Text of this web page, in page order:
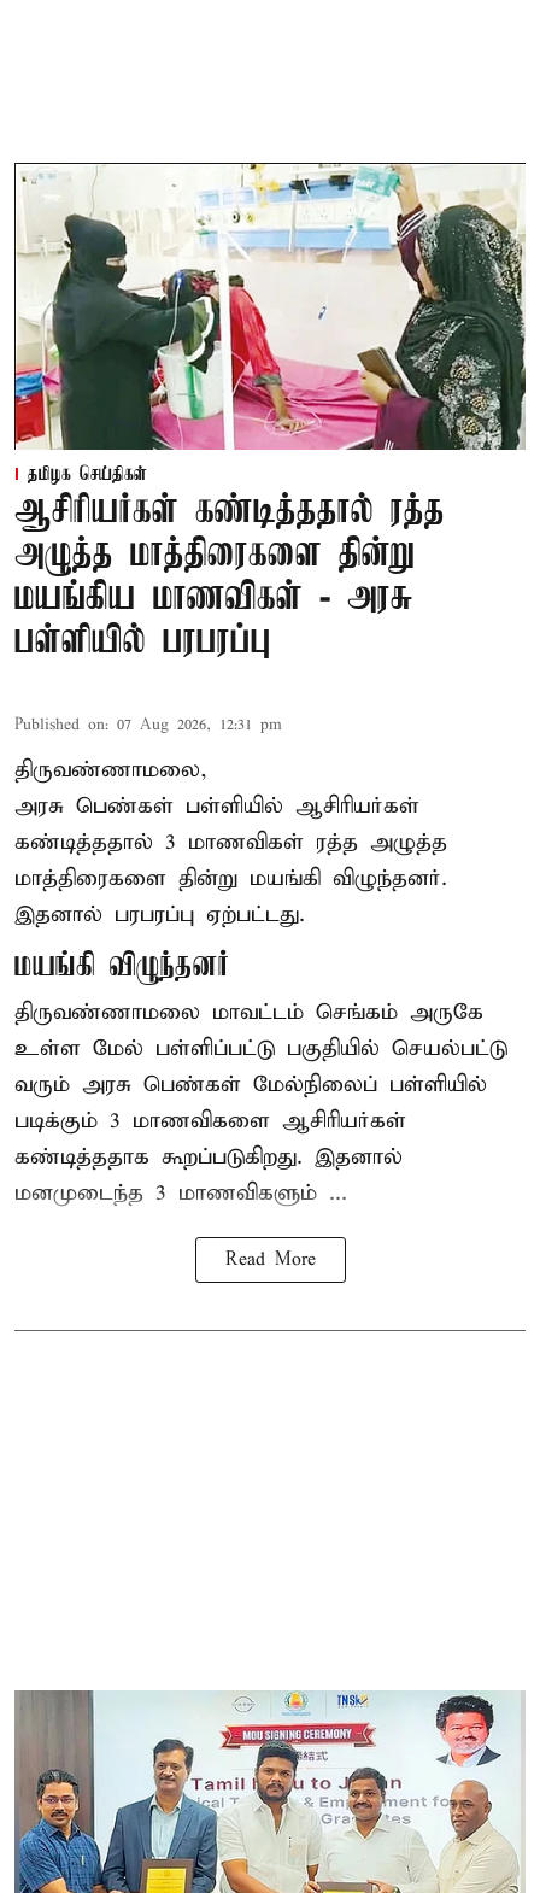
தமிழக செய்திகள்
ஆசிரியர்கள் கண்டித்ததால் ரத்த
அழுத்த மாத்திரைகளை தின்று
மயங்கிய மாணவிகள் - அரசு
பள்ளியில் பரபரப்பு
Published on: 07 Aug 2026, 12:31 pm
திருவண்ணாமலை,
அரசு பெண்கள் பள்ளியில் ஆசிரியர்கள்
கண்டித்ததால் 3 மாணவிகள் ரத்த அழுத்த
மாத்திரைகளை தின்று மயங்கி விழுந்தனர்.
இதனால் பரபரப்பு ஏற்பட்டது.
மயங்கி விழுந்தனர்
திருவண்ணாமலை மாவட்டம் செங்கம் அருகே
உள்ள மேல் பள்ளிப்பட்டு பகுதியில் செயல்பட்டு
வரும் அரசு பெண்கள் மேல்நிலைப் பள்ளியில்
படிக்கும் 3 மாணவிகளை ஆசிரியர்கள்
கண்டித்ததாக கூறப்படுகிறது. இதனால்
மனமுடைந்த 3 மாணவிகளும் ...
Read More